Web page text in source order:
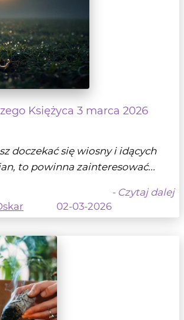
Księżyca 3 marca 2026
doczekać się wiosny i idących
to powinna zainteresować...
- Czytaj dalej
02-03-2026